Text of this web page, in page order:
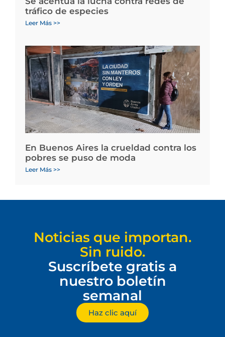
tráfico de especies
Leer Más >>
En Buenos Aires la crueldad contra los
pobres se puso de moda
Leer Más >>
Noticias que importan.
Sin ruido.
Suscríbete gratis a
nuestro boletín
semanal
Haz clic aquí